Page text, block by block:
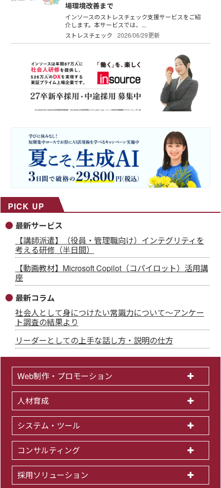
場環境改善まで
インソースのストレスチェック支援サービスをご紹
介します。本サービスでは、...
ストレスチェック
2026/06/29更新
PICK UP
最新サービス
【講師派遣】（役員・管理職向け）インテグリティを
考える研修（半日間）
【動画教材】Microsoft Copilot（コパイロット）活用講
座
最新コラム
社会人として身につけたい常識力について～アンケー
ト調査の結果より
リーダーとしての上手な話し方・説明の仕方
Web制作・プロモーション
人材育成
システム・ツール
コンサルティング
採用ソリューション